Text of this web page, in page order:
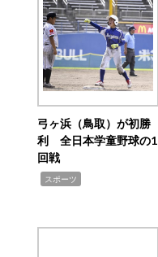
弓ヶ浜（鳥取）が初勝
利 全日本学童野球の1
回戦
スポーツ